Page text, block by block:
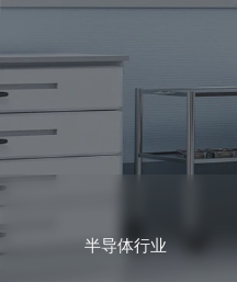
半导体行业